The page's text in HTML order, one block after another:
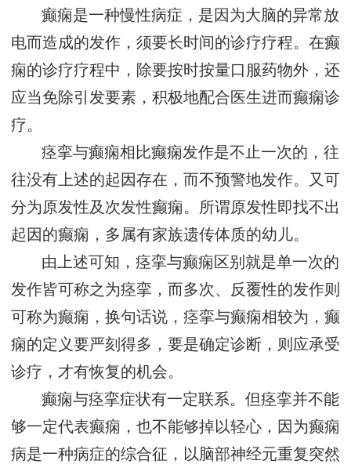
癫痫是一种慢性病症，是因为大脑的异常放
电而造成的发作，须要长时间的诊疗疗程。在癫
痫的诊疗疗程中，除要按时按量口服药物外，还
应当免除引发要素，积极地配合医生进而癫痫诊
疗。
痉挛与癫痫相比癫痫发作是不止一次的，往
往没有上述的起因存在，而不预警地发作。又可
分为原发性及次发性癫痫。所谓原发性即找不出
起因的癫痫，多属有家族遗传体质的幼儿。
由上述可知，痉挛与癫痫区别就是单一次的
发作皆可称之为痉挛，而多次、反覆性的发作则
可称为癫痫，换句话说，痉挛与癫痫相较为，癫
痫的定义要严刻得多，要是确定诊断，则应承受
诊疗，才有恢复的机会。
癫痫与痉挛症状有一定联系。但痉挛并不能
够一定代表癫痫，也不能够掉以轻心，因为癫痫
病是一种病症的综合征，以脑部神经元重复突然